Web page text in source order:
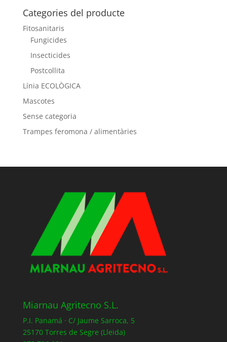
Categories del producte
Fitosanitaris
Fungicides
Insecticides
Postcollita
Línia ECOLÒGICA
Mascotes
Sense categoria
Trampes feromona / alimentàries
Miarnau Agritecno S.L.
P.I. Panamá · C/ Jaume Sarroca, 5
25170 Torres de Segre (Lleida)